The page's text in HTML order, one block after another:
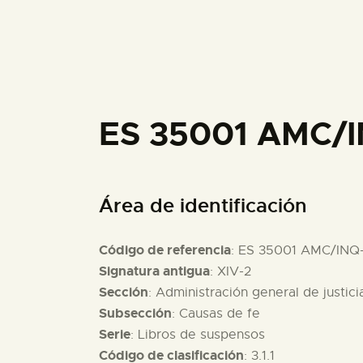
ES 35001 AMC/
Área de identificación
Código de referencia: ES 35001 AMC/
Signatura antigua: XIV-2
Sección: Administración general de
Subsección: Causas de fe
Serie: Libros de suspensos
Código de clasificación: 3.1.1